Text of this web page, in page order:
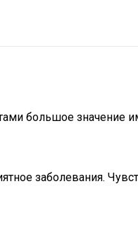
большое
заболевания.